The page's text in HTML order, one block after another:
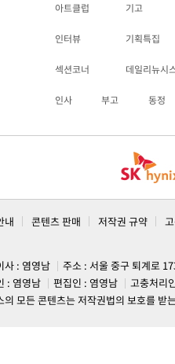
아트클럽 기고
인터뷰 기획특집
섹션코너 데일리뉴시
인사 부고 동정
내 콘텐츠 판매 저작권 규약
사 : 염영남
주소 : 서울 중구 퇴계로
: 염영남
편집인 : 염영남
고충처리
의 모든 콘텐츠는 저작권법의 보호를